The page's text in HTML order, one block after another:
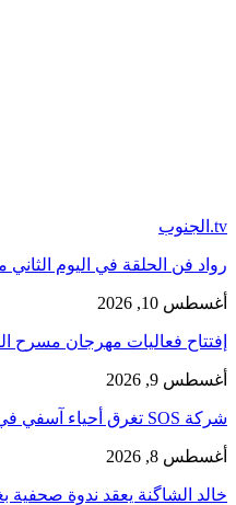
tv.الجنوب
رواد فن الحلقة في اليوم
أغسطس 10, 2026
إفتتاح فعاليات مهرجان مسرح
أغسطس 9, 2026
شركة SOS تغرق أحياء آسفي في الأزبال وتحولها إلى مطارح
أغسطس 8, 2026
خالد الشاگنة يعقد ندوة